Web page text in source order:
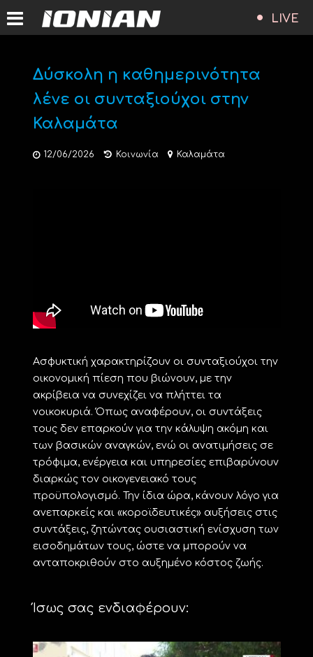
LIVE
Δύσκολη η καθημερινότητα
λένε οι συνταξιούχοι στην
Καλαμάτα
12/06/2026 Κοινωνία Καλαμάτα
Ασφυκτική χαρακτηρίζουν οι συνταξιούχοι την
οικονομική πίεση που βιώνουν, με την
ακρίβεια να συνεχίζει να πλήττει τα
νοικοκυριά. Όπως αναφέρουν, οι συντάξεις
τους δεν επαρκούν για την κάλυψη ακόμη και
των βασικών αναγκών, ενώ οι ανατιμήσεις σε
τρόφιμα, ενέργεια και υπηρεσίες επιβαρύνουν
διαρκώς τον οικογενειακό τους
προϋπολογισμό. Την ίδια ώρα, κάνουν λόγο για
ανεπαρκείς και «κοροϊδευτικές» αυξήσεις στις
συντάξεις, ζητώντας ουσιαστική ενίσχυση των
εισοδημάτων τους, ώστε να μπορούν να
ανταποκριθούν στο αυξημένο κόστος ζωής.
Ίσως σας ενδιαφέρουν: